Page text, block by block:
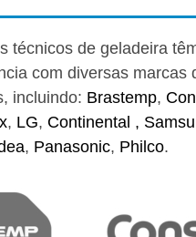
técnicos de geladeira
com diversas marcas
incluindo: Brastemp,
, LG, Continental ,
, Panasonic, Philco.